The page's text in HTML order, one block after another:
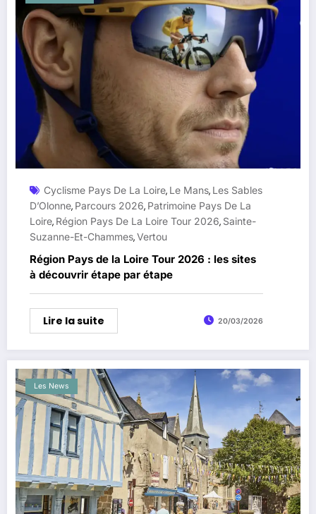
Cyclisme Pays De La Loire, Le Mans, Les Sables
D’Olonne, Parcours 2026, Patrimoine Pays De La
Loire, Région Pays De La Loire Tour 2026, Sainte-
Suzanne-Et-Chammes,Vertou
Région Pays de la Loire Tour 2026 : les sites
à découvrir étape par étape
Lire la suite 20/03/2026
Les News